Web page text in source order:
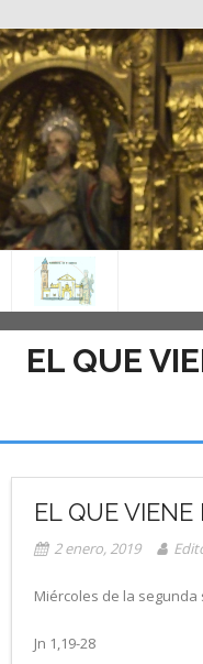
Saltar
al
contenido
EL QUE
EL QUE
2 enero, 2019
Miércoles de la
Jn 1,19-28